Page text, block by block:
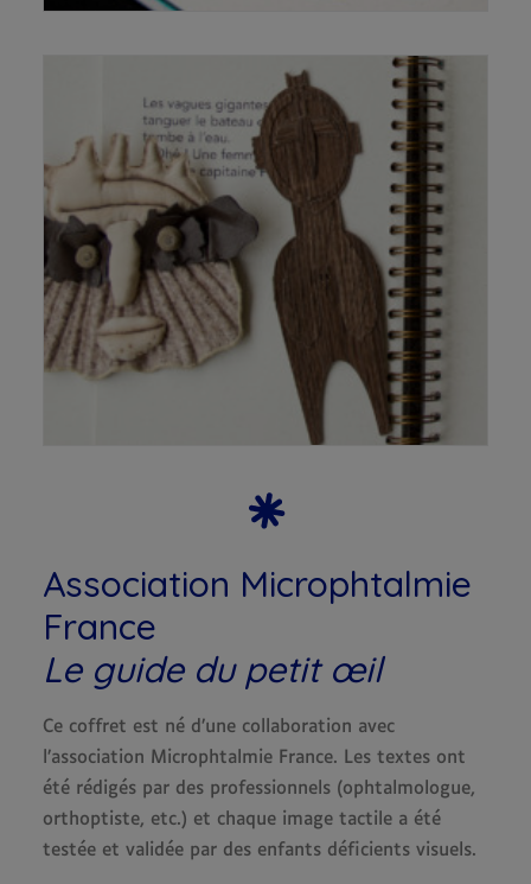
Association Microphtalmie
France
Le guide du petit œil
Ce coffret est né d’une collaboration avec
l’association Microphtalmie France. Les textes ont
été rédigés par des professionnels (ophtalmologue,
orthoptiste, etc.) et chaque image tactile a été
testée et validée par des enfants déficients visuels.